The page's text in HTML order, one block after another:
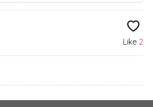
Like 2